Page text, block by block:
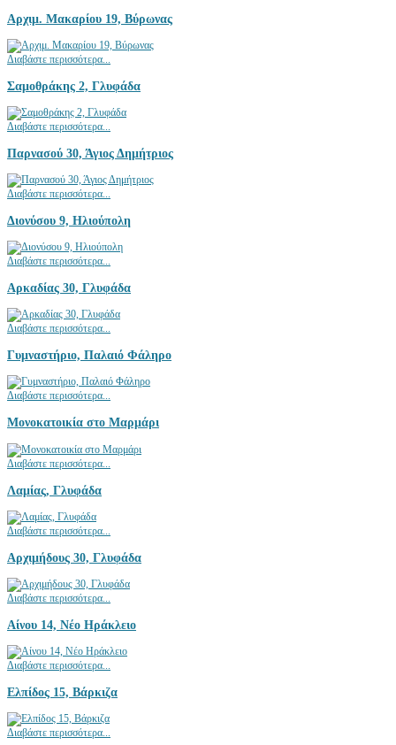
Αρχιμ. Μακαρίου 19, Βύρωνας
Διαβάστε περισσότερα...
Σαμοθράκης 2, Γλυφάδα
Διαβάστε περισσότερα...
Παρνασού 30, Άγιος Δημήτριος
Διαβάστε περισσότερα...
Διονύσου 9, Ηλιούπολη
Διαβάστε περισσότερα...
Αρκαδίας 30, Γλυφάδα
Διαβάστε περισσότερα...
Γυμναστήριο, Παλαιό Φάληρο
Διαβάστε περισσότερα...
Μονοκατοικία στο Μαρμάρι
Διαβάστε περισσότερα...
Λαμίας, Γλυφάδα
Διαβάστε περισσότερα...
Αρχιμήδους 30, Γλυφάδα
Διαβάστε περισσότερα...
Αίνου 14, Νέο Ηράκλειο
Διαβάστε περισσότερα...
Ελπίδος 15, Βάρκιζα
Διαβάστε περισσότερα...